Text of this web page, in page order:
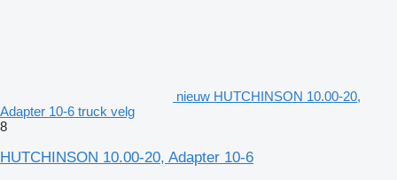
nieuw HUTCHINSON 10.00-20,
Adapter 10-6 truck velg
8
HUTCHINSON 10.00-20, Adapter 10-6